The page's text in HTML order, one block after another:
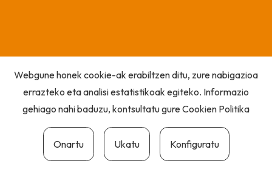
Webgune honek cookie-ak erabiltzen ditu, zure nabigazioa
errazteko eta analisi estatistikoak egiteko. Informazio
gehiago nahi baduzu, kontsultatu gureCookien Politika
Onartu Ukatu Konfiguratu